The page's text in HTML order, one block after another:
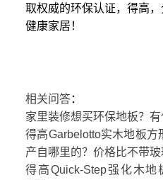
取权威的环保认证，得高
健康家居！
相关问答：
家里装修想买环保地板？有
得高Garbelotto实木地板
产自哪里的？价格比不带
得高Quick-Step强化木